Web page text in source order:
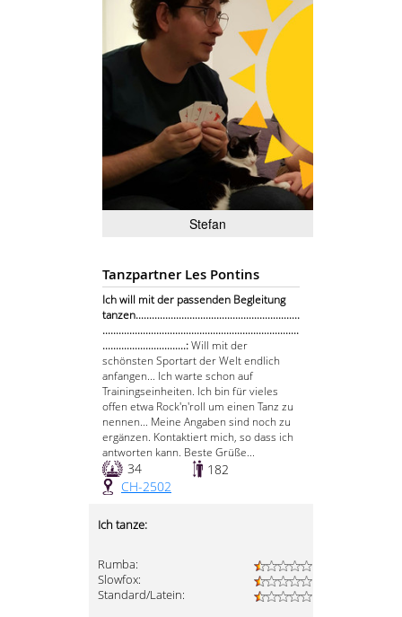
Stefan
Tanzpartner Les Pontins
Ich will mit der passenden Begleitung
tanzen.............................................................
.........................................................................
...............................:Will mit der
schönsten Sportart der Welt endlich
anfangen... Ich warte schon auf
Trainingseinheiten. Ich bin für vieles
offen etwa Rock'n'roll um einen Tanz zu
nennen... Meine Angaben sind noch zu
ergänzen. Kontaktiert mich, so dass ich
antworten kann. Beste Grüße...
34
182
CH-2502
Ich tanze:
Rumba:
Slowfox:
Standard/Latein: